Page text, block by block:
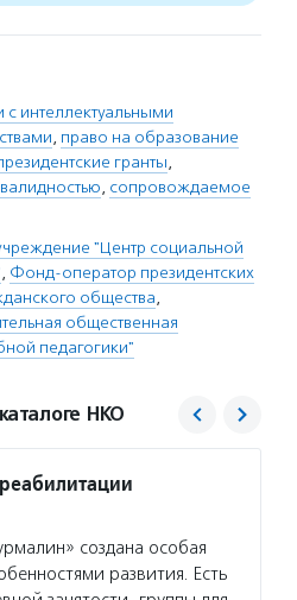
с интеллектуальными
, право на образование
гранты,
, сопровождаемое
"Центр социальной
, Фонд-оператор президентских
общества,
общественная
педагогики"
НКО
создана особая
развития. Есть